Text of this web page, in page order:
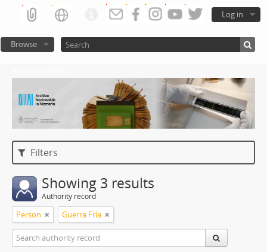
Log in
Browse
Filters
Showing 3 results
Authority record
Person Guerra Fría